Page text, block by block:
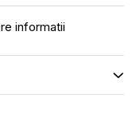
informatii